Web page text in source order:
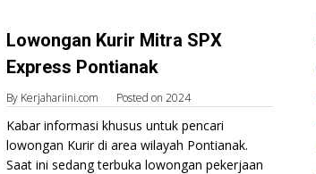
Lowongan Kurir Mitra SPX
Express Pontianak
By Kerjahariini.com Posted on 2024
Kabar informasi khusus untuk pencari
lowongan Kurir di area wilayah Pontianak.
Saat ini sedang terbuka lowongan pekerjaan